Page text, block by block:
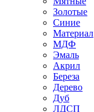
Золотые
Синие
Материал
МДФ
Эмаль
Акрил
Береза
Дерево
Дуб
ЛДСП